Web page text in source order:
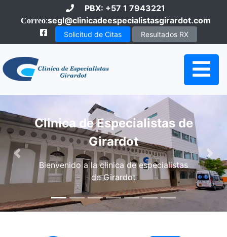
PBX: +57 1 7943221
Correo:segl@clinicadeespecialistasgirardot.com
Solicitud de Citas Resultados RX
de Especialistas de
Girardot
a la clinica de especialistas
de Girardot
Anterior